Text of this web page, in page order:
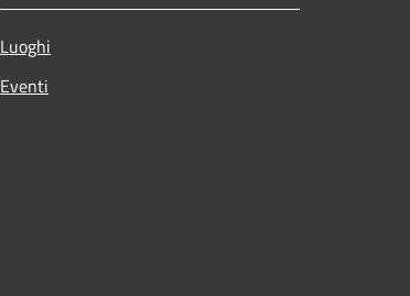
Luoghi
Eventi